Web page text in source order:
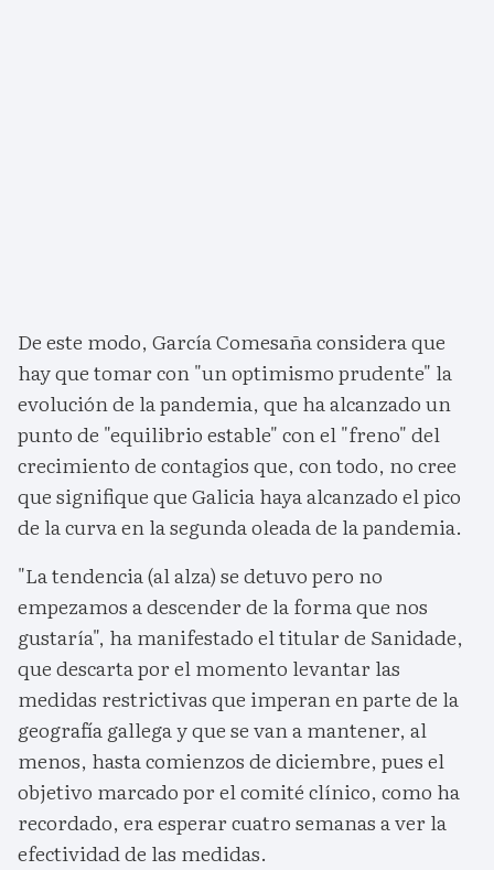
De este modo, García Comesaña considera que
hay que tomar con "un optimismo prudente" la
evolución de la pandemia, que ha alcanzado un
punto de "equilibrio estable" con el "freno" del
crecimiento de contagios que, con todo, no cree
que signifique que Galicia haya alcanzado el pico
de la curva en la segunda oleada de la pandemia.
"La tendencia (al alza) se detuvo pero no
empezamos a descender de la forma que nos
gustaría", ha manifestado el titular de Sanidade,
que descarta por el momento levantar las
medidas restrictivas que imperan en parte de la
geografía gallega y que se van a mantener, al
menos, hasta comienzos de diciembre, pues el
objetivo marcado por el comité clínico, como ha
recordado, era esperar cuatro semanas a ver la
efectividad de las medidas.